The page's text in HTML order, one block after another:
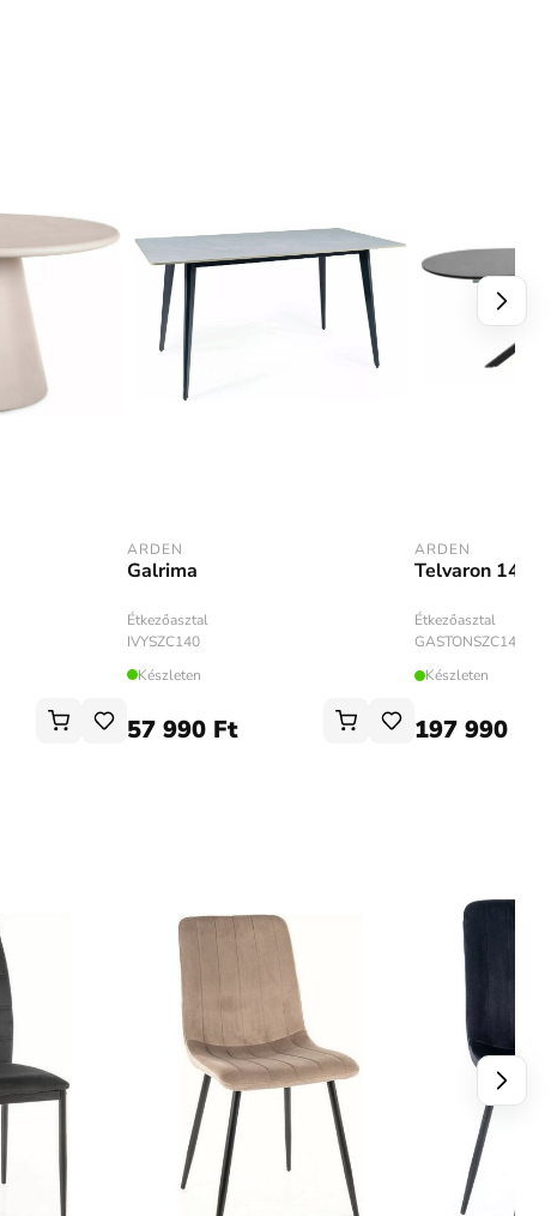
ARDEN
Galrima
Étkezőasztal
IVYSZC140
Készleten
57 990 Ft
ARDEN
Telvaron 140
Étkezőasztal
GASTONSZC140
Készleten
197 990 Ft